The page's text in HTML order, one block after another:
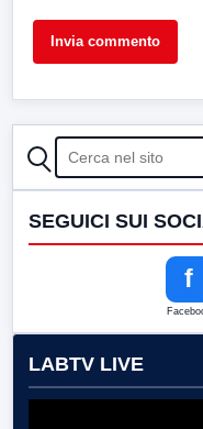
CERCA
SEGUICI SUI
f
LABTV LIVE